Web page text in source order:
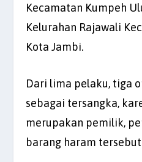
Kecamatan Kumpeh
Kelurahan Rajawali
Kota Jambi.
Dari lima pelaku, tiga
sebagai tersangka,
merupakan pemilik,
barang haram